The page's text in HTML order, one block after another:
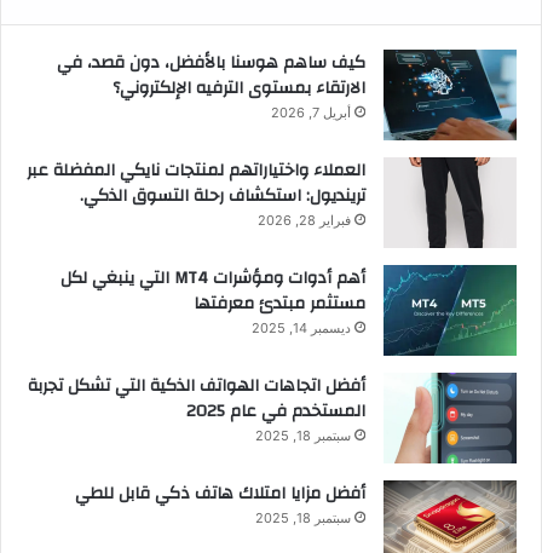
كيف ساهم هوسنا بالأفضل، دون قصد، في
الارتقاء بمستوى الترفيه الإلكتروني؟
أبريل 7, 2026
العملاء واختياراتهم لمنتجات نايكي المفضلة عبر
ترينديول: استكشاف رحلة التسوق الذكي.
فبراير 28, 2026
أهم أدوات ومؤشرات MT4 التي ينبغي لكل
مستثمر مبتدئ معرفتها
ديسمبر 14, 2025
أفضل اتجاهات الهواتف الذكية التي تشكل تجربة
المستخدم في عام 2025
سبتمبر 18, 2025
أفضل مزايا امتلاك هاتف ذكي قابل للطي
سبتمبر 18, 2025